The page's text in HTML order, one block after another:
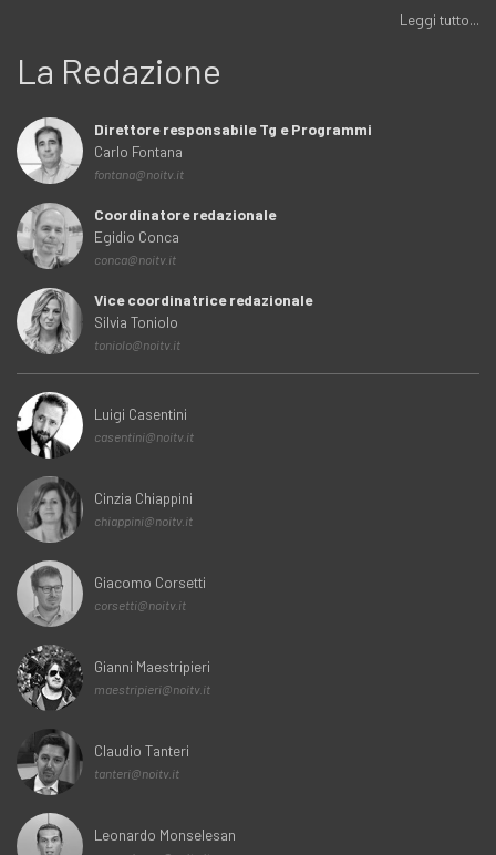
Leggi tutto...
La Redazione
Direttore responsabile Tg e Programmi
Carlo Fontana
fontana@noitv.it
Coordinatore redazionale
Egidio Conca
conca@noitv.it
Vice coordinatrice redazionale
Silvia Toniolo
toniolo@noitv.it
Luigi Casentini
casentini@noitv.it
Cinzia Chiappini
chiappini@noitv.it
Giacomo Corsetti
corsetti@noitv.it
Gianni Maestripieri
maestripieri@noitv.it
Claudio Tanteri
tanteri@noitv.it
Leonardo Monselesan